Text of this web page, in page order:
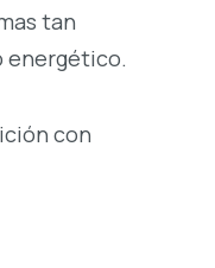
tan
energético.
con